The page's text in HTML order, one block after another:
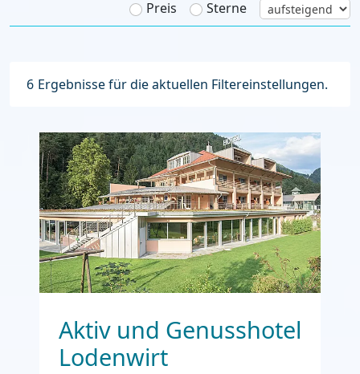
Preis
Sterne
6 Ergebnisse für die aktuellen Filtereinstellungen.
Aktiv und Genusshotel
Lodenwirt